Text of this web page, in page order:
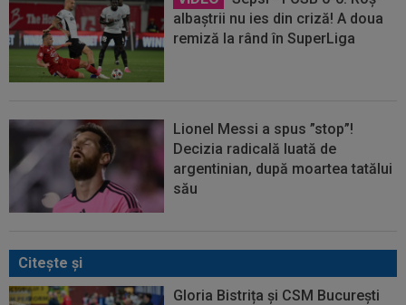
albaștrii nu ies din criză! A doua
remiză la rând în SuperLiga
Lionel Messi a spus ”stop”!
Decizia radicală luată de
argentinian, după moartea tatălui
său
Citeşte şi
Gloria Bistrița și CSM București